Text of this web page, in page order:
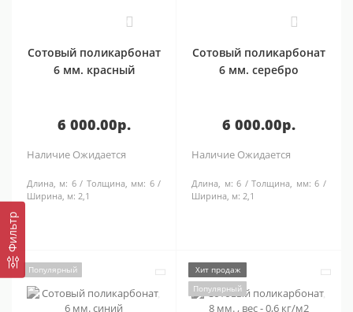
Фильтр
Сотовый поликарбонат
6 мм. красный
6 000.00р.
Наличие Ожидается
Длина, м: 6 Толщина, мм: 6
Ширина, м: 2,1
Сотовый поликарбонат
6 мм. серебро
6 000.00р.
Наличие Ожидается
Длина, м: 6 Толщина, мм: 6
Ширина, м: 2,1
Популярный
Хит продаж
Популярный